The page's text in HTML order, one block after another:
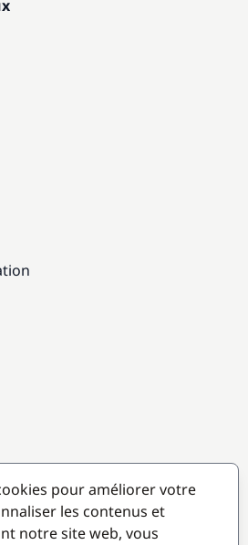
pour améliorer votre
les contenus et
notre site web, vous